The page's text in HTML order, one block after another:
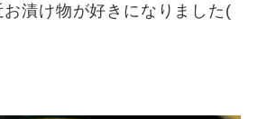
お漬け物が好きになりました(